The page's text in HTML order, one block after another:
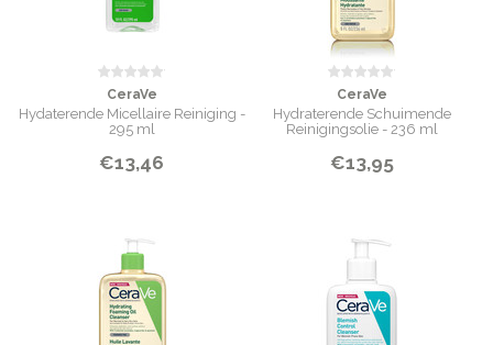
CeraVe
Hydaterende Micellaire Reiniging -
295 ml
€13,46
CeraVe
Hydraterende Schuimende
Reinigingsolie - 236 ml
€13,95